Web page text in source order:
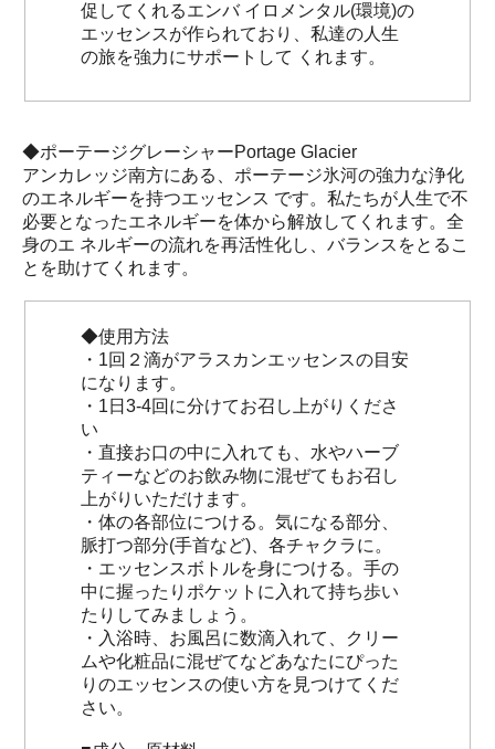
促してくれるエンバ イロメンタル(環境)の
エッセンスが作られており、私達の人生
の旅を強力にサポートして くれます。
◆ポーテージグレーシャーPortage Glacier
アンカレッジ南方にある、ポーテージ氷河の強力な浄化
のエネルギーを持つエッセンス です。私たちが人生で不
必要となったエネルギーを体から解放してくれます。全
身のエ ネルギーの流れを再活性化し、バランスをとるこ
とを助けてくれます。
◆使用方法
・1回２滴がアラスカンエッセンスの目安
になります。
・1日3-4回に分けてお召し上がりくださ
い
・直接お口の中に入れても、水やハーブ
ティーなどのお飲み物に混ぜてもお召し
上がりいただけます。
・体の各部位につける。気になる部分、
脈打つ部分(手首など)、各チャクラに。
・エッセンスボトルを身につける。手の
中に握ったりポケットに入れて持ち歩い
たりしてみましょう。
・入浴時、お風呂に数滴入れて、クリー
ムや化粧品に混ぜてなどあなたにぴった
りのエッセンスの使い方を見つけてくだ
さい。